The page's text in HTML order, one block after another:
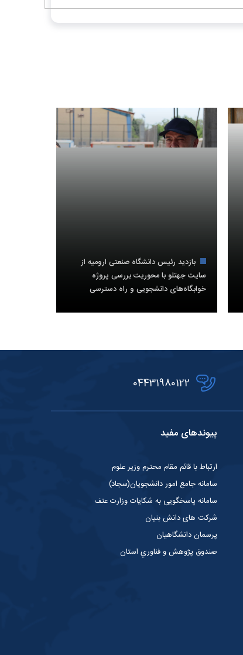
بازدید رئیس دانشگاه صنعتی ارومیه از
سایت جهتلو با محوریت بررسی پروژه
خوابگاه‌های دانشجویی و راه دسترسی
04431980122
پیوندهای مفید
ارتباط با قائم مقام محترم وزیر علوم
سامانه جامع امور دانشجویان(سجاد)
سامانه پاسخگویی به شکایات وزارت عتف
شرکت های دانش بنیان
پرسمان دانشگاهیان
صندوق پژوهش و فناوري استان